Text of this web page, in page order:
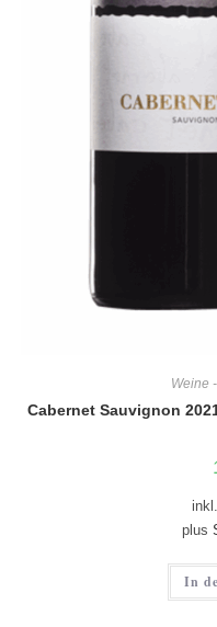
Weine
Cabernet Sauvignon
plus
In